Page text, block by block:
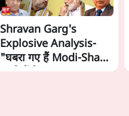
Shravan Garg's
Explosive Analysis-
"घबरा गए हैं Modi-Shah,